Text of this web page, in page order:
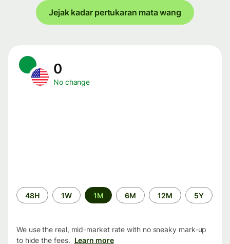
Jejak kadar pertukaran mata wang
0
No change
Time
period
48H 1W 1M 6M 12M 5Y
We use the real, mid-market rate with no sneaky mark-up
to hide the fees. Learn more